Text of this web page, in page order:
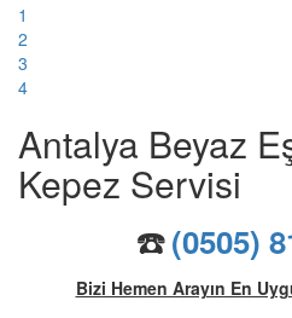
1
2
3
4
Antalya Beyaz
Kepez Servisi
☎️(0505)
Bizi Hemen Arayın En